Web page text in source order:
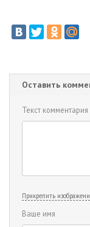
Оставить
Текст комментария
Прикрепить
Ваше имя